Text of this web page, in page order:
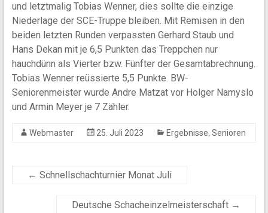
und letztmalig Tobias Wenner, dies sollte die einzige
Niederlage der SCE-Truppe bleiben. Mit Remisen in den
beiden letzten Runden verpassten Gerhard Staub und
Hans Dekan mit je 6,5 Punkten das Treppchen nur
hauchdünn als Vierter bzw. Fünfter der Gesamtabrechnung.
Tobias Wenner reüssierte 5,5 Punkte. BW-
Seniorenmeister wurde Andre Matzat vor Holger Namyslo
und Armin Meyer je 7 Zähler.
Webmaster 25. Juli 2023 Ergebnisse, Senioren
← Schnellschachturnier Monat Juli
Deutsche Schacheinzelmeisterschaft →